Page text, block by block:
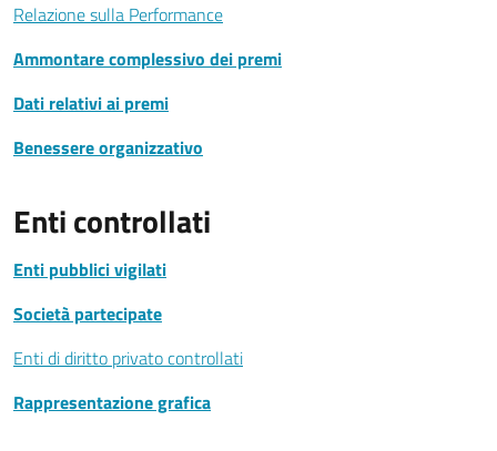
Relazione sulla Performance
Ammontare complessivo dei premi
Dati relativi ai premi
Benessere organizzativo
Enti controllati
Enti pubblici vigilati
Società partecipate
Enti di diritto privato controllati
Rappresentazione grafica